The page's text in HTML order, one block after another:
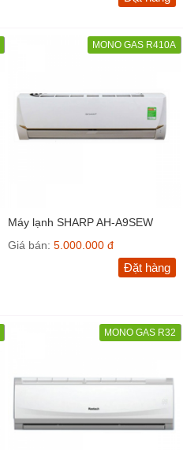
MONO GAS R410A
Máy lạnh SHARP AH-A9SEW
Giá bán: 5.000.000 đ
Đặt hàng
MONO GAS R32